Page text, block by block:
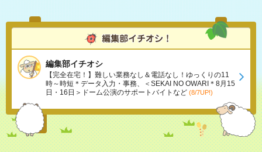
編集部イチオシ
【完全在宅！】難しい業務なし＆電話なし！ゆっくりの11
時～時短＊データ入力・事務、＜SEKAI NO OWARI＊8月15
日・16日＞ドーム公演のサポートバイトなど (8/7UP!)